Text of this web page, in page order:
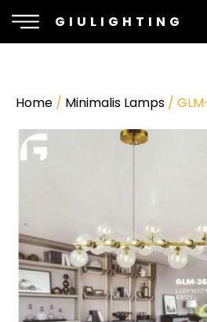
GIULIGHTING
Home / Minimalis Lamps /